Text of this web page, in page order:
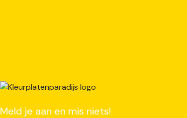
Meld je aan en mis niets!